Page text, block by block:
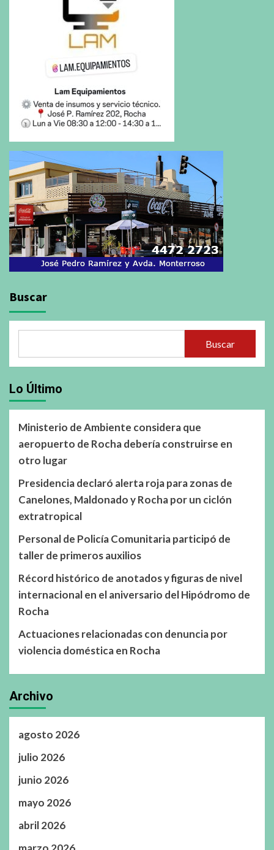
Buscar
Buscar
Lo Último
Ministerio de Ambiente considera que
aeropuerto de Rocha debería construirse en
otro lugar
Presidencia declaró alerta roja para zonas de
Canelones, Maldonado y Rocha por un ciclón
extratropical
Personal de Policía Comunitaria participó de
taller de primeros auxilios
Récord histórico de anotados y figuras de nivel
internacional en el aniversario del Hipódromo de
Rocha
Actuaciones relacionadas con denuncia por
violencia doméstica en Rocha
Archivo
agosto 2026
julio 2026
junio 2026
mayo 2026
abril 2026